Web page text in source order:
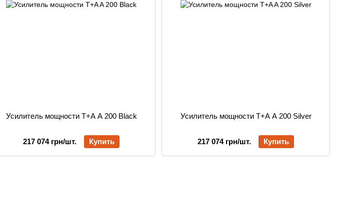
Усилитель мощности T+A A 200 Black
217 074 грн/шт. Купить
Усилитель мощности T+A A 200 Silver
217 074 грн/шт. Купить